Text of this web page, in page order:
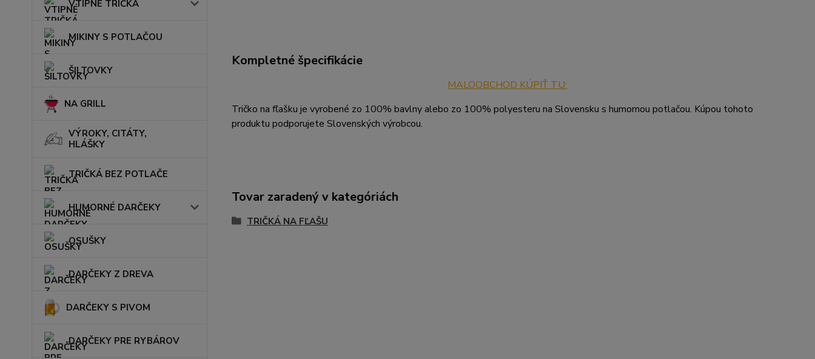
VTIPNÉ TRIČKÁ
MIKINY S POTLAČOU
ŠILTOVKY
NA GRILL
VÝROKY, CITÁTY,
HLÁŠKY
TRIČKÁ BEZ POTLAČE
HUMORNÉ DARČEKY
OSUŠKY
DARČEKY Z DREVA
DARČEKY S PIVOM
DARČEKY PRE RYBÁROV
Kompletné špecifikácie
MALOOBCHOD KÚPIŤ TU:
Tričko na fľašku je vyrobené zo 100% bavlny alebo zo 100% polyesteru na Slovensku s humornou potlačou. Kúpou tohoto
produktu podporujete Slovenských výrobcou.
Tovar zaradený v kategóriách
TRIČKÁ NA FĽAŠU